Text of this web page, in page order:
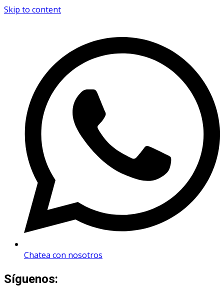
Skip to content
Chatea con nosotros
Síguenos: